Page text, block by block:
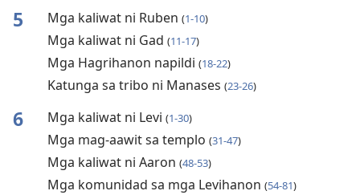
5 Mga kaliwat ni Ruben (1-10)
Mga kaliwat ni Gad (11-17)
Mga Hagrihanon napildi (18-22)
Katunga sa tribo ni Manases (23-26)
6 Mga kaliwat ni Levi (1-30)
Mga mag-aawit sa templo (31-47)
Mga kaliwat ni Aaron (48-53)
Mga komunidad sa mga Levihanon (54-81)